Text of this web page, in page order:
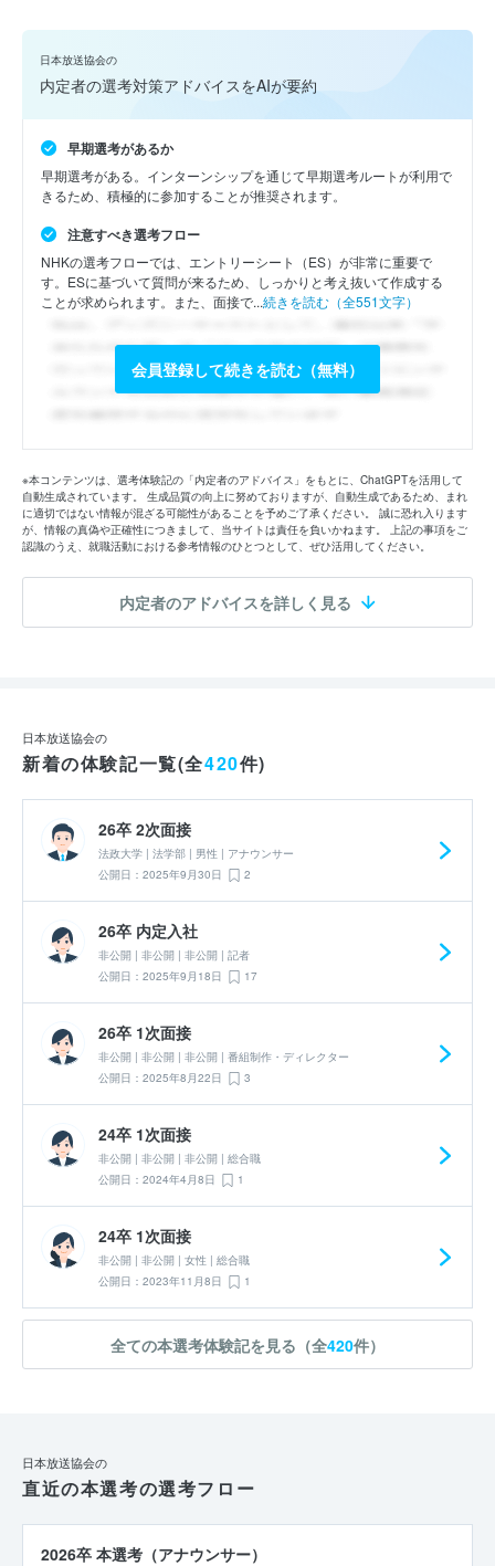
日本放送協会の
内定者の選考対策アドバイスをAIが要約
早期選考があるか
早期選考がある。インターンシップを通じて早期選考ルートが利用で
きるため、積極的に参加することが推奨されます。
注意すべき選考フロー
NHKの選考フローでは、エントリーシート（ES）が非常に重要で
す。ESに基づいて質問が来るため、しっかりと考え抜いて作成する
ことが求められます。また、面接で...続きを読む（全551文字）
会員登録して続きを読む（無料）
※本コンテンツは、選考体験記の「内定者のアドバイス」をもとに、ChatGPTを活用して
自動生成されています。 生成品質の向上に努めておりますが、自動生成であるため、まれ
に適切ではない情報が混ざる可能性があることを予めご了承ください。 誠に恐れ入ります
が、情報の真偽や正確性につきまして、当サイトは責任を負いかねます。 上記の事項をご
認識のうえ、就職活動における参考情報のひとつとして、ぜひ活用してください。
内定者のアドバイスを詳しく見る
日本放送協会の
新着の体験記一覧(全420件)
26卒 2次面接
法政大学 | 法学部 | 男性 | アナウンサー
公開日：2025年9月30日
2
26卒 内定入社
非公開 | 非公開 | 非公開 | 記者
公開日：2025年9月18日
17
26卒 1次面接
非公開 | 非公開 | 非公開 | 番組制作・ディレクター
公開日：2025年8月22日
3
24卒 1次面接
非公開 | 非公開 | 非公開 | 総合職
公開日：2024年4月8日
1
24卒 1次面接
非公開 | 非公開 | 女性 | 総合職
公開日：2023年11月8日
1
全ての本選考体験記を見る（全420件）
日本放送協会の
直近の本選考の選考フロー
2026卒 本選考（アナウンサー）